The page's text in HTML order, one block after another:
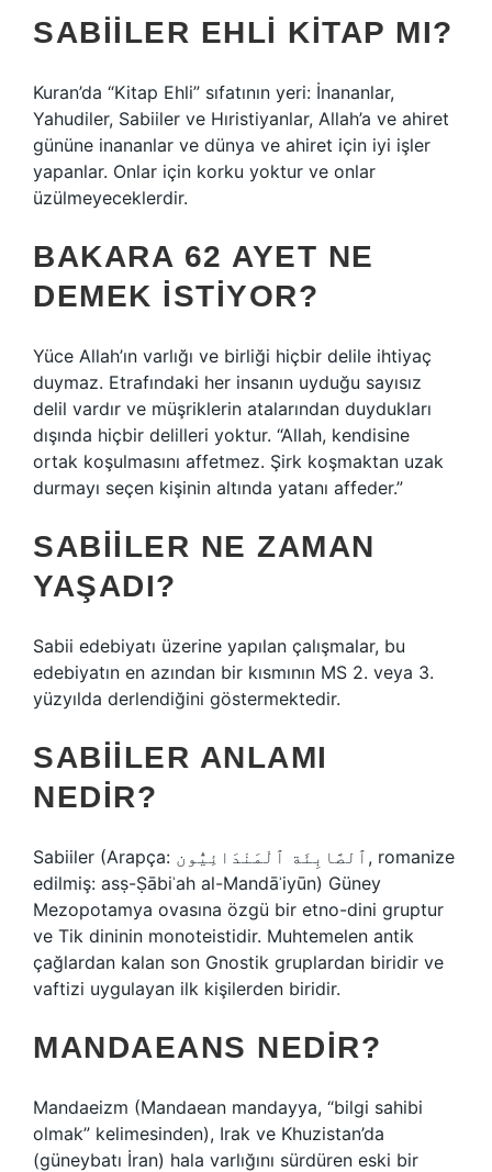
SABIILER EHLI KITAP MI?
Kuran’da “Kitap Ehli” sıfatının yeri: İnananlar,
Yahudiler, Sabiiler ve Hıristiyanlar, Allah’a ve ahiret
gününe inananlar ve dünya ve ahiret için iyi işler
yapanlar. Onlar için korku yoktur ve onlar
üzülmeyeceklerdir.
BAKARA 62 AYET NE
DEMEK ISTIYOR?
Yüce Allah’ın varlığı ve birliği hiçbir delile ihtiyaç
duymaz. Etrafındaki her insanın uyduğu sayısız
delil vardır ve müşriklerin atalarından duydukları
dışında hiçbir delilleri yoktur. “Allah, kendisine
ortak koşulmasını affetmez. Şirk koşmaktan uzak
durmayı seçen kişinin altında yatanı affeder.”
SABIILER NE ZAMAN
YAŞADI?
Sabii edebiyatı üzerine yapılan çalışmalar, bu
edebiyatın en azından bir kısmının MS 2. veya 3.
yüzyılda derlendiğini göstermektedir.
SABIILER ANLAMI
NEDIR?
Sabiiler (Arapça: ٱلصَّابِئَة ٱلْمَنْدَائِيُّون‎, romanize
edilmiş: asṣ-Ṣābiʾah al-Mandāʾiyūn) Güney
Mezopotamya ovasına özgü bir etno-dini gruptur
ve Tik dininin monoteistidir. Muhtemelen antik
çağlardan kalan son Gnostik gruplardan biridir ve
vaftizi uygulayan ilk kişilerden biridir.
MANDAEANS NEDIR?
Mandaeizm (Mandaean mandayya, “bilgi sahibi
olmak” kelimesinden), Irak ve Khuzistan’da
(güneybatı İran) hala varlığını sürdüren eski bir